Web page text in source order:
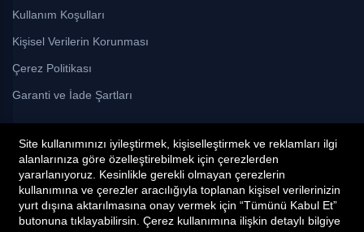
Kullanım Koşulları
Kişisel Verilerin Korunması
Çerez Politikası
Garanti ve İade Şartları
© 2026 Vega Yapı Market
Site kullanımınızı iyileştirmek, kişiselleştirmek ve reklamları ilgi
alanlarınıza göre özelleştirebilmek için çerezlerden
yararlanıyoruz. Kesinlikle gerekli olmayan çerezlerin
kullanımına ve çerezler aracılığıyla toplanan kişisel verilerinizin
yurt dışına aktarılmasına onay vermek için “Tümünü Kabul Et”
butonuna tıklayabilirsin. Çerez kullanımına ilişkin detaylı bilgiye